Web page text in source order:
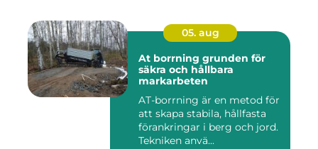
05. aug
At borrning grunden för
säkra och hållbara
markarbeten
AT-borrning är en metod för
att skapa stabila, hållfasta
förankringar i berg och jord.
Tekniken anvä...